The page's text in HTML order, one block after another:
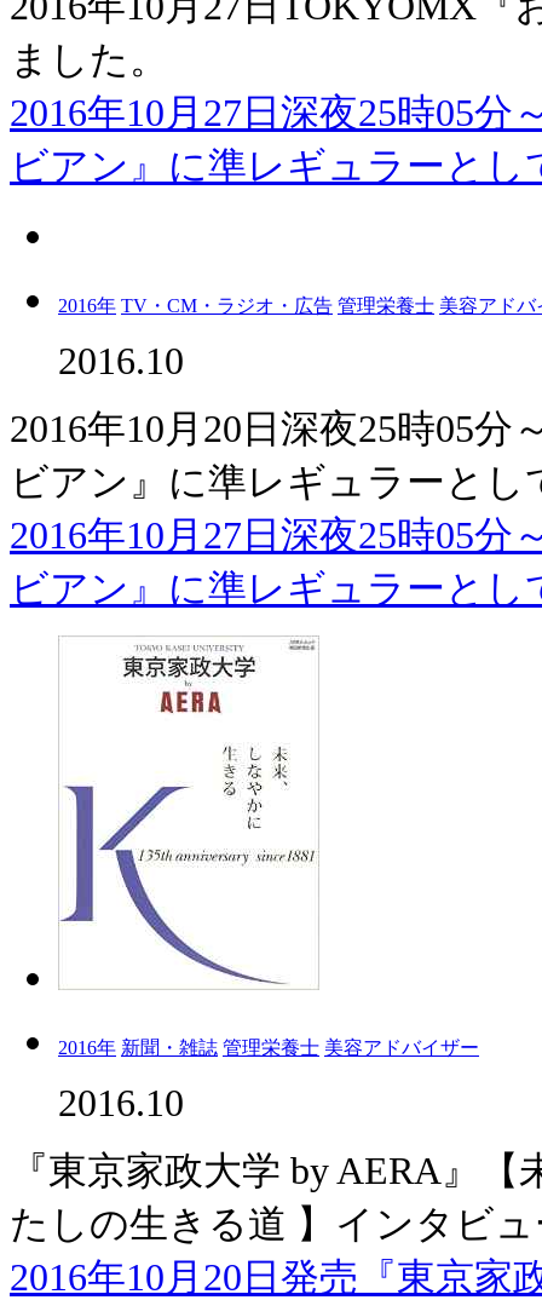
ました。
2016年10月27日深夜25時05
ビアン』に準レギュラーと
2016年 TV・CM・ラジオ・広告 管理栄養士 美容アドバ
2016.10
2016年10月20日深夜25時05
ビアン』に準レギュラーと
2016年10月27日深夜25時05
ビアン』に準レギュラーと
2016年 新聞・雑誌 管理栄養士 美容アドバイザー
2016.10
『東京家政大学 by AERA』
たしの生きる道 】インタビ
2016年10月20日発売『東京